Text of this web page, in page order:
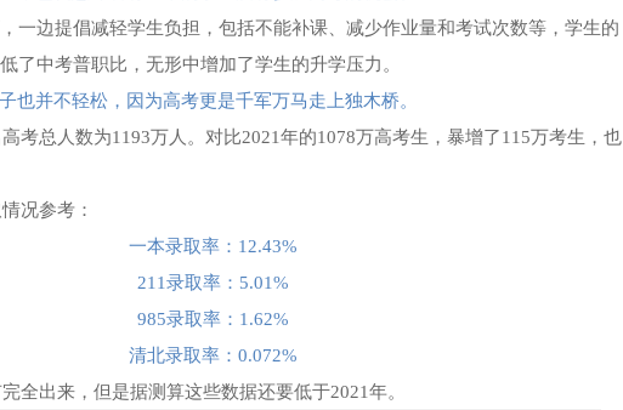
一边提倡减轻学生负担，包括不能补课、减少作业量和考试次数等，学生的
了中考普职比，无形中增加了学生的升学压力。
也并不轻松，因为高考更是千军万马走上独木桥。
考总人数为1193万人。对比2021年的1078万高考生，暴增了115万考生，也
况参考：
一本录取率：12.43%
211录取率：5.01%
985录取率：1.62%
清北录取率：0.072%
全出来，但是据测算这些数据还要低于2021年。